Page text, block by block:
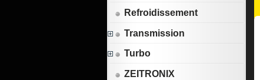
Refroidissement
Transmission
Turbo
ZEITRONIX